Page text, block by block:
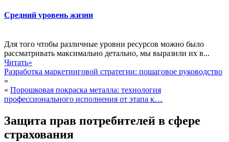
Средний уровень жизни
Для того чтобы различные уровни ресурсов можно было
рассматривать максимально детально, мы выразили их в...
Читать»
Разработка маркетинговой стратегии: пошаговое руководство
»
« Порошковая покраска металла: технология
профессионального исполнения от этапа к…
Защита прав потребителей в сфере
страхования